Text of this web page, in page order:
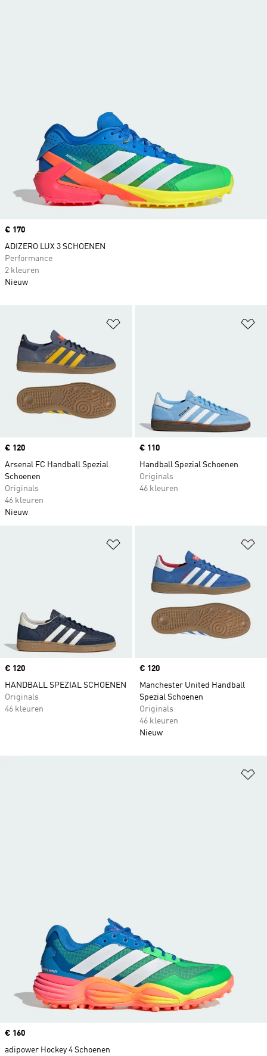
Price
€ 120
Arsenal FC Handball Spezial
Schoenen
Originals
46 kleuren
Nieuw
Price
€ 110
Handball Spezial Schoenen
Originals
46 kleuren
Price
€ 120
HANDBALL SPEZIAL SCHOENEN
Originals
46 kleuren
Price
€ 120
Manchester United Handball
Spezial Schoenen
Originals
46 kleuren
Nieuw
Price
€ 170
ADIZERO LUX 3 SCHOENEN
Performance
2 kleuren
Nieuw
Price
€ 160
adipower Hockey 4 Schoenen